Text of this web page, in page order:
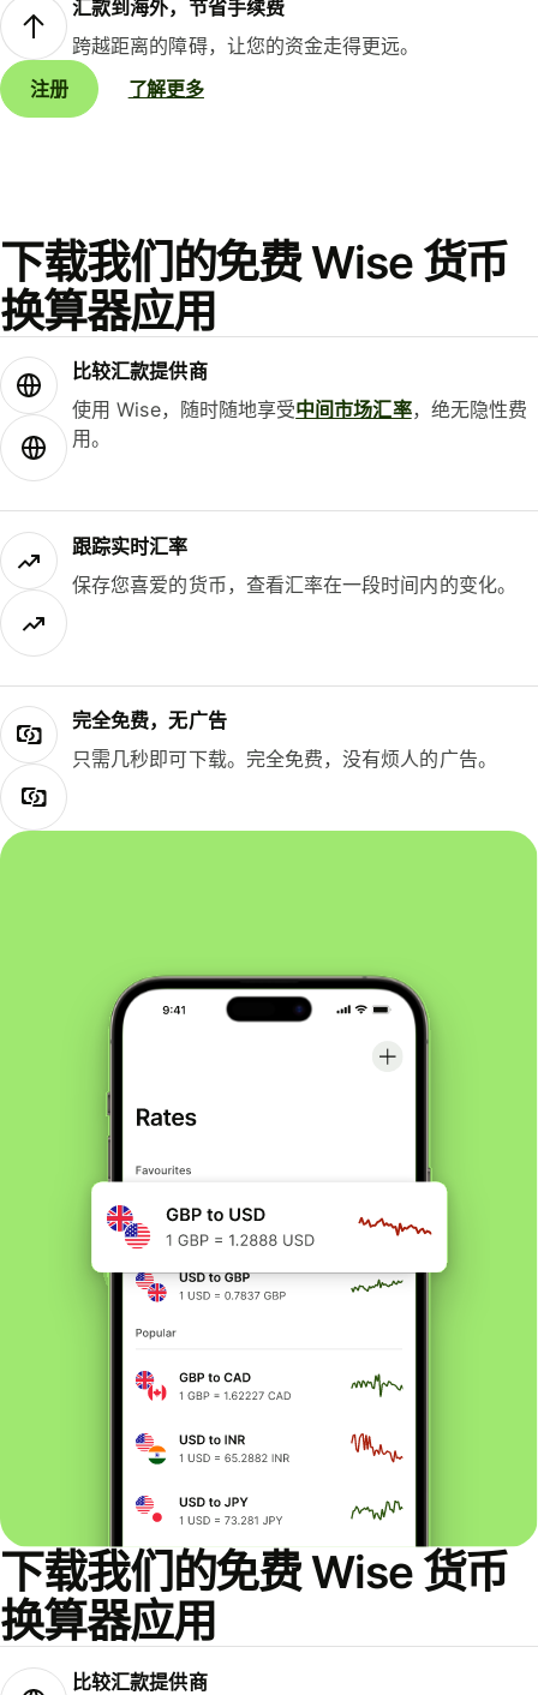
汇款到海外，节省手续费
跨越距离的障碍，让您的资金走得更远。
注册
了解更多
下载我们的免费 Wise 货币
换算器应用
比较汇款提供商
使用 Wise，随时随地享受中间市场汇率，绝无隐性费
用。
跟踪实时汇率
保存您喜爱的货币，查看汇率在一段时间内的变化。
完全免费，无广告
只需几秒即可下载。完全免费，没有烦人的广告。
下载我们的免费 Wise 货币
换算器应用
比较汇款提供商